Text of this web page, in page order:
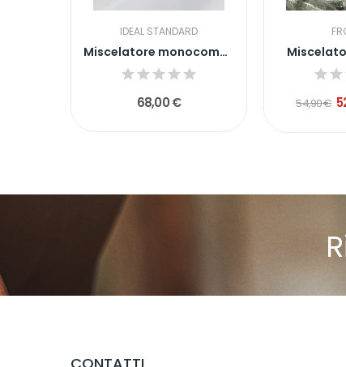
IDEAL STANDARD
Miscelatore monocomando lavabo ceraflex
68,00 € 54,90 €